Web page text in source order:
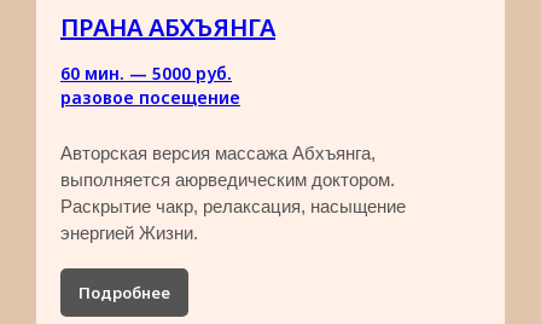
ПРАНА АБХЪЯНГА
60 мин. — 5000 руб.​
разовое посещение
Авторская версия массажа Абхъянга,
выполняется аюрведическим доктором.
Раскрытие чакр, релаксация, насыщение
энергией Жизни.
Подробнее